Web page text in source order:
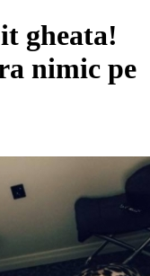
gheata!
nimic pe